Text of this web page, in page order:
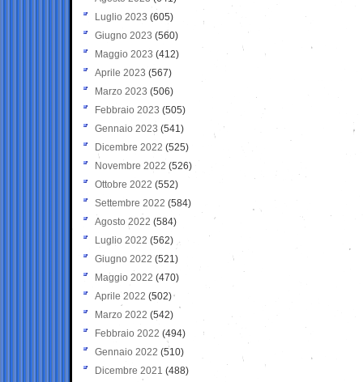
Luglio 2023 (605)
Giugno 2023 (560)
Maggio 2023 (412)
Aprile 2023 (567)
Marzo 2023 (506)
Febbraio 2023 (505)
Gennaio 2023 (541)
Dicembre 2022 (525)
Novembre 2022 (526)
Ottobre 2022 (552)
Settembre 2022 (584)
Agosto 2022 (584)
Luglio 2022 (562)
Giugno 2022 (521)
Maggio 2022 (470)
Aprile 2022 (502)
Marzo 2022 (542)
Febbraio 2022 (494)
Gennaio 2022 (510)
Dicembre 2021 (488)